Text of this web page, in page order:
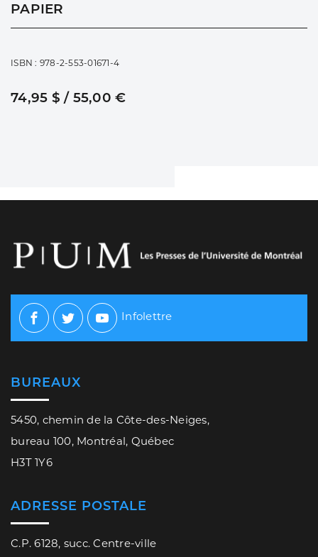
PAPIER
ISBN : 978-2-553-01671-4
74,95 $ / 55,00 €
Facebook
TwitterYoutube
Infolettre
BUREAUX
5450, chemin de la Côte-des-Neiges,
bureau 100, Montréal, Québec
H3T 1Y6
ADRESSE POSTALE
C.P. 6128, succ. Centre-ville